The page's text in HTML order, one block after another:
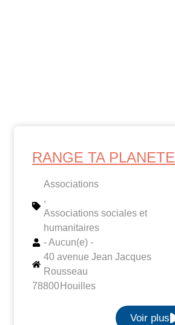
RANGE TA PLANETE
Associations
,
Associations sociales et
humanitaires
- Aucun(e) -
40 avenue Jean Jacques
Rousseau
78800 Houilles
Voir plus